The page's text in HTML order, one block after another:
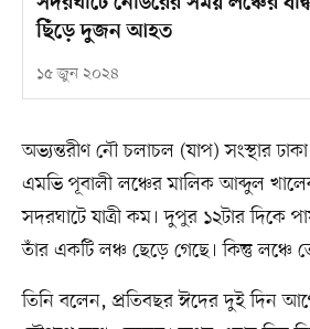
ছিঁড়ে দুজন আহত
১৫ জুন ২০২৪
অভ্যন্তরীণ নৌ চলাচল (যাপ) সংস্থার
এমভি পূবালী লঞ্চের মালিক আব্দুল
সদরঘাটে যাত্রী কম। দুপুর ১২টার দিকে
তাঁর একটি লঞ্চ ছেড়ে গেছে। কিন্তু লঞ্চে
তিনি বলেন, প্রতিবছর ঈদের দুই দিন